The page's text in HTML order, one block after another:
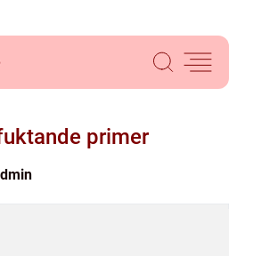
primer